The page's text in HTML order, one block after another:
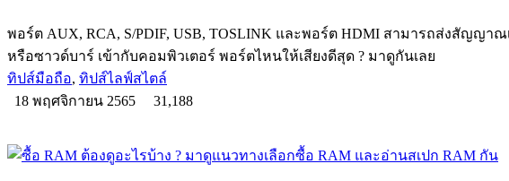
พอร์ต AUX, RCA, S/PDIF, USB, TOSLINK และพอร์ต HDMI สามารถส่งสัญญาณ
หรือซาวด์บาร์ เข้ากับคอมพิวเตอร์ พอร์ตไหนให้เสียงดีสุด ? มาดูกันเลย
ทิปส์มือถือ, ทิปส์ไลฟ์สไตล์
18 พฤศจิกายน 2565
31,188